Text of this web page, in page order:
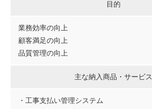
目的
業務効率の向上
顧客満足の向上
品質管理の向上
主な納入商品・サービス
・工事支払い管理システム